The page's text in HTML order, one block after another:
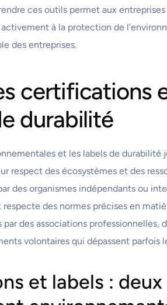
ces outils permet aux
à la protection de
des entreprises.
certifications
durabilité
et les labels de durabilité
respect des écosystèmes et des
des organismes indépendants ou
des normes précises en
des associations professionnelles,
volontaires qui dépassent parfois
et labels :